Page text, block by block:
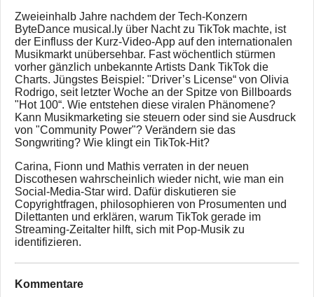
Zweieinhalb Jahre nachdem der Tech-Konzern
ByteDance musical.ly über Nacht zu TikTok machte, ist
der Einfluss der Kurz-Video-App auf den internationalen
Musikmarkt unübersehbar. Fast wöchentlich stürmen
vorher gänzlich unbekannte Artists Dank TikTok die
Charts. Jüngstes Beispiel: "Driver’s License“ von Olivia
Rodrigo, seit letzter Woche an der Spitze von Billboards
"Hot 100“. Wie entstehen diese viralen Phänomene?
Kann Musikmarketing sie steuern oder sind sie Ausdruck
von "Community Power"? Verändern sie das
Songwriting? Wie klingt ein TikTok-Hit?
Carina, Fionn und Mathis verraten in der neuen
Discothesen wahrscheinlich wieder nicht, wie man ein
Social-Media-Star wird. Dafür diskutieren sie
Copyrightfragen, philosophieren von Prosumenten und
Dilettanten und erklären, warum TikTok gerade im
Streaming-Zeitalter hilft, sich mit Pop-Musik zu
identifizieren.
Kommentare